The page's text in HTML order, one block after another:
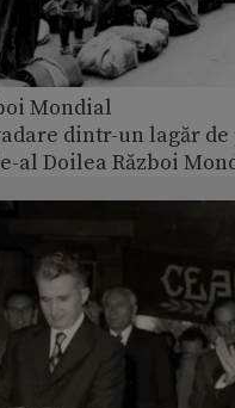
Mondial
dintr-un lagăr
al Doilea Război